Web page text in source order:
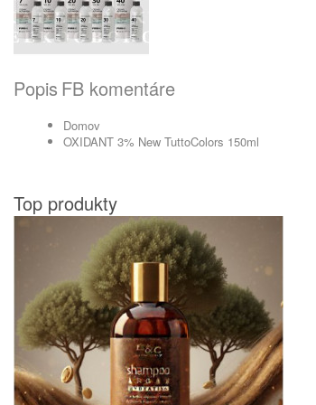
Popis FB komentáre
Domov
OXIDANT 3% New TuttoColors 150ml
Top produkty